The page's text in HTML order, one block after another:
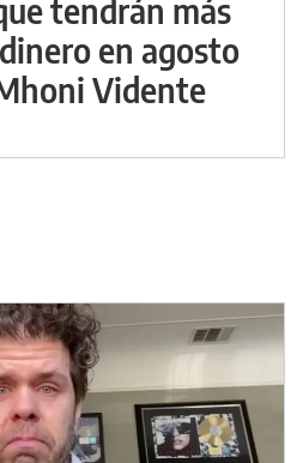
tendrán más
en agosto
Vidente